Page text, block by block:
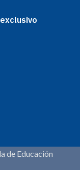
de Educación